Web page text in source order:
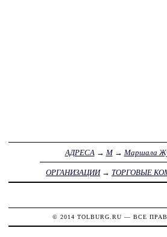
АДРЕСА → М→ Маршала
ОРГАНИЗАЦИИ→ ТОРГОВЫЕ
© 2014 TOLBURG.RU — ВСЕ